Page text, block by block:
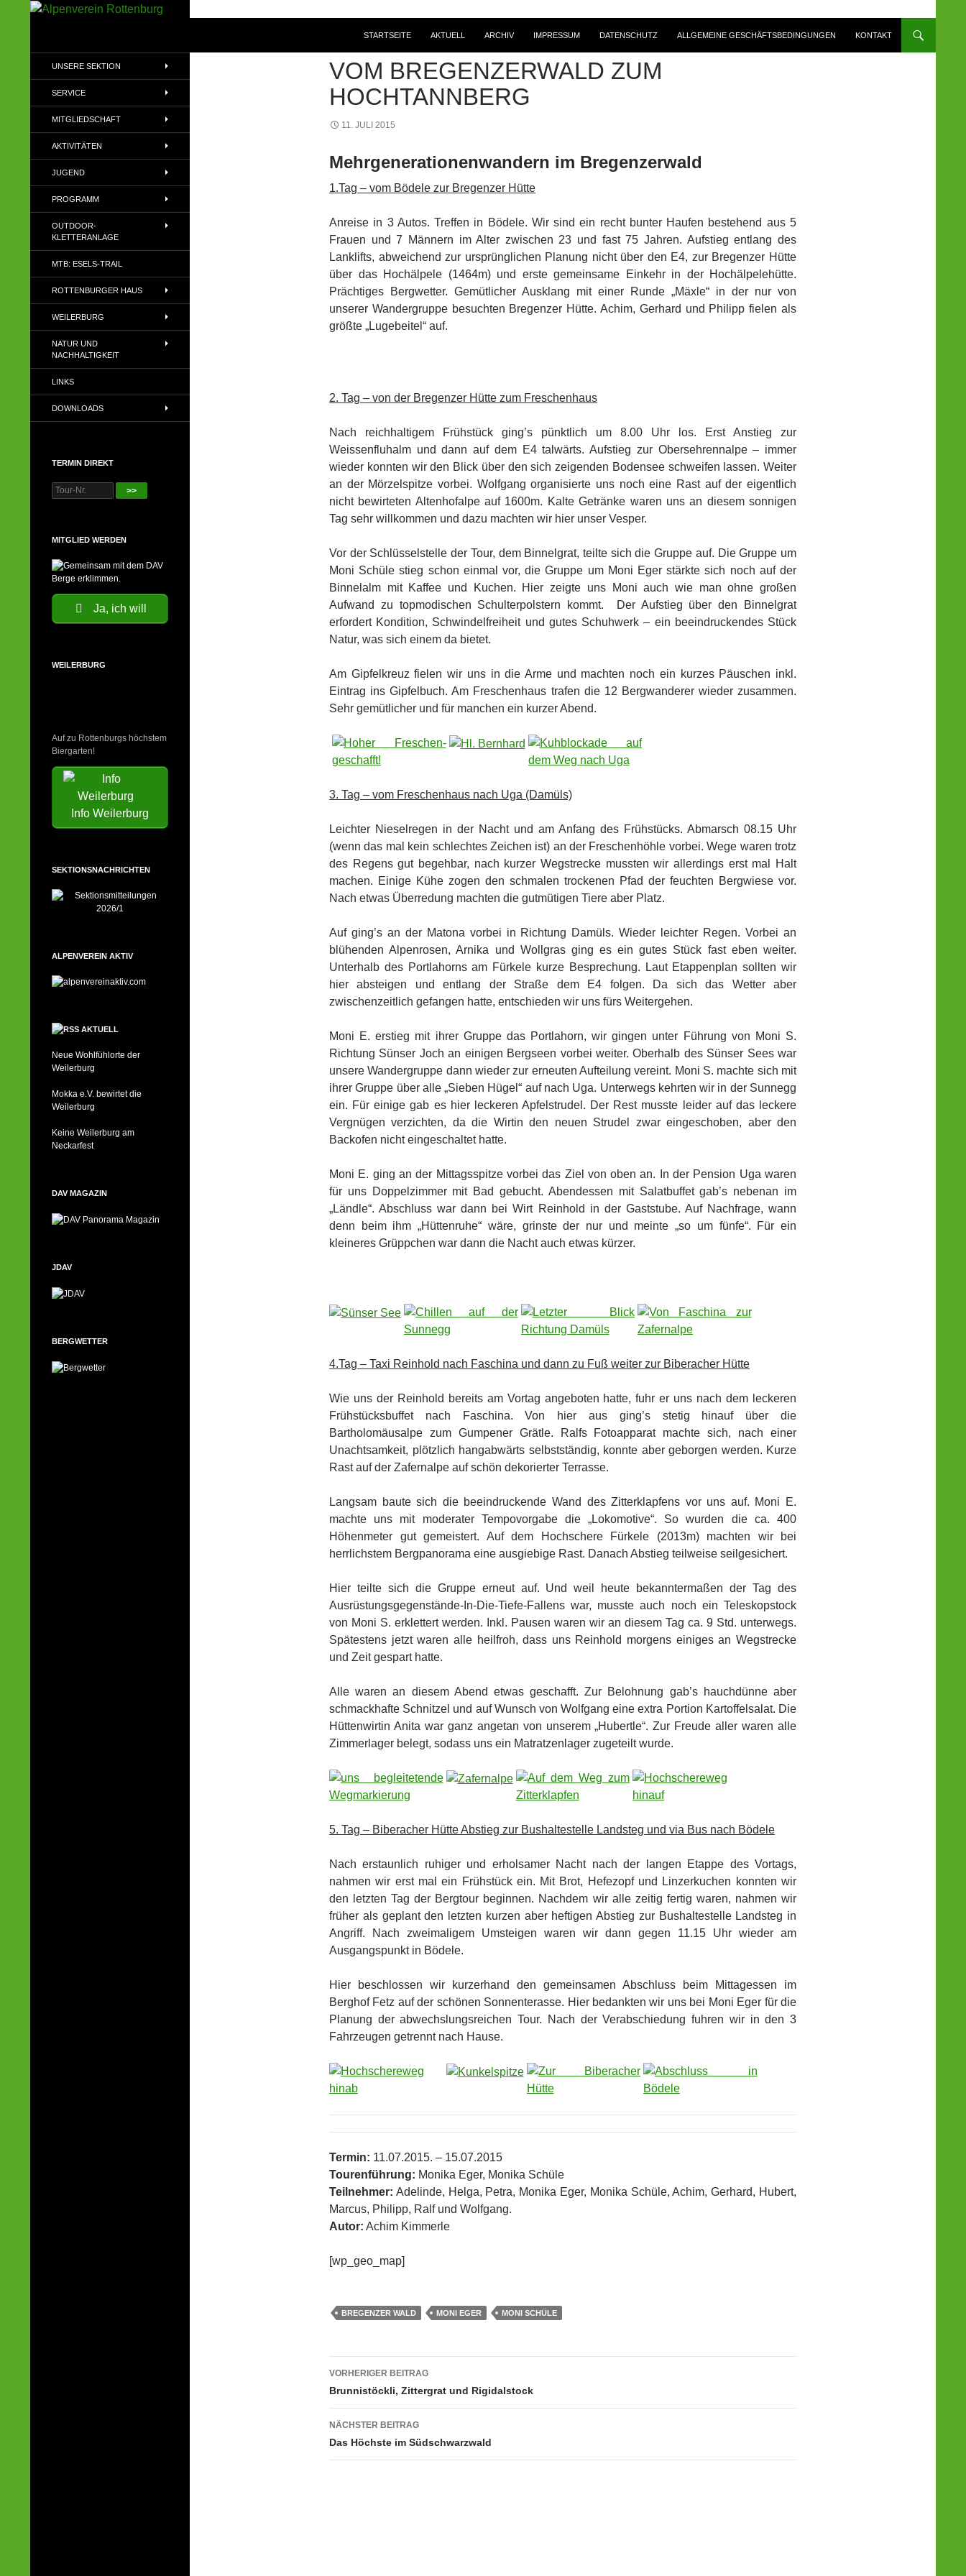
STARTSEITE AKTUELL ARCHIV IMPRESSUM DATENSCHUTZ ALLGEMEINE GESCHÄFTSBEDINGUNGEN KONTAKT
VOM BREGENZERWALD ZUM
HOCHTANNBERG
11. JULI 2015
Mehrgenerationenwandern im Bregenzerwald
1.Tag – vom Bödele zur Bregenzer Hütte
Anreise in 3 Autos. Treffen in Bödele. Wir sind ein recht bunter Haufen bestehend aus 5
Frauen und 7 Männern im Alter zwischen 23 und fast 75 Jahren. Aufstieg entlang des
Lanklifts, abweichend zur ursprünglichen Planung nicht über den E4, zur Bregenzer Hütte
über das Hochälpele (1464m) und erste gemeinsame Einkehr in der Hochälpelehütte.
Prächtiges Bergwetter. Gemütlicher Ausklang mit einer Runde „Mäxle“ in der nur von
unserer Wandergruppe besuchten Bregenzer Hütte. Achim, Gerhard und Philipp fielen als
größte „Lugebeitel“ auf.
2. Tag – von der Bregenzer Hütte zum Freschenhaus
Nach reichhaltigem Frühstück ging’s pünktlich um 8.00 Uhr los. Erst Anstieg zur
Weissenfluhalm und dann auf dem E4 talwärts. Aufstieg zur Obersehrennalpe – immer
wieder konnten wir den Blick über den sich zeigenden Bodensee schweifen lassen. Weiter
an der Mörzelspitze vorbei. Wolfgang organisierte uns noch eine Rast auf der eigentlich
nicht bewirteten Altenhofalpe auf 1600m. Kalte Getränke waren uns an diesem sonnigen
Tag sehr willkommen und dazu machten wir hier unser Vesper.
Vor der Schlüsselstelle der Tour, dem Binnelgrat, teilte sich die Gruppe auf. Die Gruppe um
Moni Schüle stieg schon einmal vor, die Gruppe um Moni Eger stärkte sich noch auf der
Binnelalm mit Kaffee und Kuchen. Hier zeigte uns Moni auch wie man ohne großen
Aufwand zu topmodischen Schulterpolstern kommt. Der Aufstieg über den Binnelgrat
erfordert Kondition, Schwindelfreiheit und gutes Schuhwerk – ein beeindruckendes Stück
Natur, was sich einem da bietet.
Am Gipfelkreuz fielen wir uns in die Arme und machten noch ein kurzes Päuschen inkl.
Eintrag ins Gipfelbuch. Am Freschenhaus trafen die 12 Bergwanderer wieder zusammen.
Sehr gemütlicher und für manchen ein kurzer Abend.
3. Tag – vom Freschenhaus nach Uga (Damüls)
Leichter Nieselregen in der Nacht und am Anfang des Frühstücks. Abmarsch 08.15 Uhr
(wenn das mal kein schlechtes Zeichen ist) an der Freschenhöhle vorbei. Wege waren trotz
des Regens gut begehbar, nach kurzer Wegstrecke mussten wir allerdings erst mal Halt
machen. Einige Kühe zogen den schmalen trockenen Pfad der feuchten Bergwiese vor.
Nach etwas Überredung machten die gutmütigen Tiere aber Platz.
Auf ging’s an der Matona vorbei in Richtung Damüls. Wieder leichter Regen. Vorbei an
blühenden Alpenrosen, Arnika und Wollgras ging es ein gutes Stück fast eben weiter.
Unterhalb des Portlahorns am Fürkele kurze Besprechung. Laut Etappenplan sollten wir
hier absteigen und entlang der Straße dem E4 folgen. Da sich das Wetter aber
zwischenzeitlich gefangen hatte, entschieden wir uns fürs Weitergehen.
Moni E. erstieg mit ihrer Gruppe das Portlahorn, wir gingen unter Führung von Moni S.
Richtung Sünser Joch an einigen Bergseen vorbei weiter. Oberhalb des Sünser Sees war
unsere Wandergruppe dann wieder zur erneuten Aufteilung vereint. Moni S. machte sich mit
ihrer Gruppe über alle „Sieben Hügel“ auf nach Uga. Unterwegs kehrten wir in der Sunnegg
ein. Für einige gab es hier leckeren Apfelstrudel. Der Rest musste leider auf das leckere
Vergnügen verzichten, da die Wirtin den neuen Strudel zwar eingeschoben, aber den
Backofen nicht eingeschaltet hatte.
Moni E. ging an der Mittagsspitze vorbei das Ziel von oben an. In der Pension Uga waren
für uns Doppelzimmer mit Bad gebucht. Abendessen mit Salatbuffet gab’s nebenan im
„Ländle“. Abschluss war dann bei Wirt Reinhold in der Gaststube. Auf Nachfrage, wann
denn beim ihm „Hüttenruhe“ wäre, grinste der nur und meinte „so um fünfe“. Für ein
kleineres Grüppchen war dann die Nacht auch etwas kürzer.
4.Tag – Taxi Reinhold nach Faschina und dann zu Fuß weiter zur Biberacher Hütte
Wie uns der Reinhold bereits am Vortag angeboten hatte, fuhr er uns nach dem leckeren
Frühstücksbuffet nach Faschina. Von hier aus ging’s stetig hinauf über die
Bartholomäusalpe zum Gumpener Grätle. Ralfs Fotoapparat machte sich, nach einer
Unachtsamkeit, plötzlich hangabwärts selbstständig, konnte aber geborgen werden. Kurze
Rast auf der Zafernalpe auf schön dekorierter Terrasse.
Langsam baute sich die beeindruckende Wand des Zitterklapfens vor uns auf. Moni E.
machte uns mit moderater Tempovorgabe die „Lokomotive“. So wurden die ca. 400
Höhenmeter gut gemeistert. Auf dem Hochschere Fürkele (2013m) machten wir bei
herrlichstem Bergpanorama eine ausgiebige Rast. Danach Abstieg teilweise seilgesichert.
Hier teilte sich die Gruppe erneut auf. Und weil heute bekanntermaßen der Tag des
Ausrüstungsgegenstände-In-Die-Tiefe-Fallens war, musste auch noch ein Teleskopstock
von Moni S. erklettert werden. Inkl. Pausen waren wir an diesem Tag ca. 9 Std. unterwegs.
Spätestens jetzt waren alle heilfroh, dass uns Reinhold morgens einiges an Wegstrecke
und Zeit gespart hatte.
Alle waren an diesem Abend etwas geschafft. Zur Belohnung gab’s hauchdünne aber
schmackhafte Schnitzel und auf Wunsch von Wolfgang eine extra Portion Kartoffelsalat. Die
Hüttenwirtin Anita war ganz angetan von unserem „Hubertle“. Zur Freude aller waren alle
Zimmerlager belegt, sodass uns ein Matratzenlager zugeteilt wurde.
5. Tag – Biberacher Hütte Abstieg zur Bushaltestelle Landsteg und via Bus nach Bödele
Nach erstaunlich ruhiger und erholsamer Nacht nach der langen Etappe des Vortags,
nahmen wir erst mal ein Frühstück ein. Mit Brot, Hefezopf und Linzerkuchen konnten wir
den letzten Tag der Bergtour beginnen. Nachdem wir alle zeitig fertig waren, nahmen wir
früher als geplant den letzten kurzen aber heftigen Abstieg zur Bushaltestelle Landsteg in
Angriff. Nach zweimaligem Umsteigen waren wir dann gegen 11.15 Uhr wieder am
Ausgangspunkt in Bödele.
Hier beschlossen wir kurzerhand den gemeinsamen Abschluss beim Mittagessen im
Berghof Fetz auf der schönen Sonnenterasse. Hier bedankten wir uns bei Moni Eger für die
Planung der abwechslungsreichen Tour. Nach der Verabschiedung fuhren wir in den 3
Fahrzeugen getrennt nach Hause.
Termin: 11.07.2015. – 15.07.2015
Tourenführung: Monika Eger, Monika Schüle
Teilnehmer: Adelinde, Helga, Petra, Monika Eger, Monika Schüle, Achim, Gerhard, Hubert,
Marcus, Philipp, Ralf und Wolfgang.
Autor: Achim Kimmerle
[wp_geo_map]
BREGENZER WALD MONI EGER MONI SCHÜLE
Beitragsnavigation
VORHERIGER BEITRAG
Brunnistöckli, Zittergrat und Rigidalstock
NÄCHSTER BEITRAG
Das Höchste im Südschwarzwald
Alpenvereins (DAV) e.V
UNSERE SEKTION
SERVICE
MITGLIEDSCHAFT
AKTIVITÄTEN
JUGEND
PROGRAMM
OUTDOOR-
KLETTERANLAGE
MTB: ESELS-TRAIL
ROTTENBURGER HAUS
WEILERBURG
NATUR UND
NACHHALTIGKEIT
LINKS
DOWNLOADS
TERMIN DIREKT
>>
MITGLIED WERDEN
Ja, ich will
WEILERBURG
Auf zu Rottenburgs höchstem
Biergarten!
Info Weilerburg
SEKTIONSNACHRICHTEN
ALPENVEREIN AKTIV
AKTUELL
Neue Wohlfühlorte der
Weilerburg
Mokka e.V. bewirtet die
Weilerburg
Keine Weilerburg am
Neckarfest
DAV MAGAZIN
JDAV
BERGWETTER